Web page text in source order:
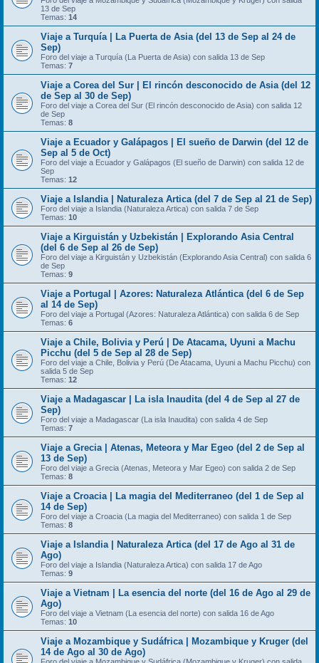
13 de Sep
Temas: 14
Viaje a Turquía | La Puerta de Asia (del 13 de Sep al 24 de
Sep)
Foro del viaje a Turquía (La Puerta de Asia) con salida 13 de Sep
Temas: 7
Viaje a Corea del Sur | El rincón desconocido de Asia (del 12
de Sep al 30 de Sep)
Foro del viaje a Corea del Sur (El rincón desconocido de Asia) con salida 12
de Sep
Temas: 8
Viaje a Ecuador y Galápagos | El sueño de Darwin (del 12 de
Sep al 5 de Oct)
Foro del viaje a Ecuador y Galápagos (El sueño de Darwin) con salida 12 de
Sep
Temas: 12
Viaje a Islandia | Naturaleza Artica (del 7 de Sep al 21 de Sep)
Foro del viaje a Islandia (Naturaleza Artica) con salida 7 de Sep
Temas: 10
Viaje a Kirguistán y Uzbekistán | Explorando Asia Central
(del 6 de Sep al 26 de Sep)
Foro del viaje a Kirguistán y Uzbekistán (Explorando Asia Central) con salida 6
de Sep
Temas: 9
Viaje a Portugal | Azores: Naturaleza Atlántica (del 6 de Sep
al 14 de Sep)
Foro del viaje a Portugal (Azores: Naturaleza Atlántica) con salida 6 de Sep
Temas: 6
Viaje a Chile, Bolivia y Perú | De Atacama, Uyuni a Machu
Picchu (del 5 de Sep al 28 de Sep)
Foro del viaje a Chile, Bolivia y Perú (De Atacama, Uyuni a Machu Picchu) con
salida 5 de Sep
Temas: 12
Viaje a Madagascar | La isla Inaudita (del 4 de Sep al 27 de
Sep)
Foro del viaje a Madagascar (La isla Inaudita) con salida 4 de Sep
Temas: 7
Viaje a Grecia | Atenas, Meteora y Mar Egeo (del 2 de Sep al
13 de Sep)
Foro del viaje a Grecia (Atenas, Meteora y Mar Egeo) con salida 2 de Sep
Temas: 8
Viaje a Croacia | La magia del Mediterraneo (del 1 de Sep al
14 de Sep)
Foro del viaje a Croacia (La magia del Mediterraneo) con salida 1 de Sep
Temas: 8
Viaje a Islandia | Naturaleza Artica (del 17 de Ago al 31 de
Ago)
Foro del viaje a Islandia (Naturaleza Artica) con salida 17 de Ago
Temas: 9
Viaje a Vietnam | La esencia del norte (del 16 de Ago al 29 de
Ago)
Foro del viaje a Vietnam (La esencia del norte) con salida 16 de Ago
Temas: 10
Viaje a Mozambique y Sudáfrica | Mozambique y Kruger (del
14 de Ago al 30 de Ago)